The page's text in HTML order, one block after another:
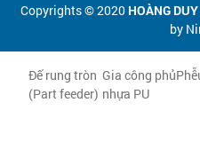
Copyrights © 2020 HOÀNG
by
Đế rung tròn
(Part feeder)
Gia công phủ
nhựa PU